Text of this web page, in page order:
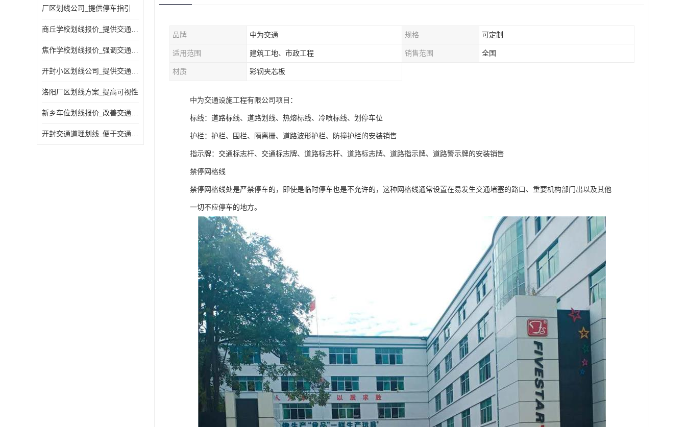
厂区划线公司_提供停车指引
商丘学校划线报价_提供交通信息
焦作学校划线报价_强调交通规则
开封小区划线公司_提供交通信息
洛阳厂区划线方案_提高可视性
新乡车位划线报价_改善交通效率
开封交通道理划线_便于交通管理
品牌 中为交通 规格 可定制
适用范围 建筑工地、市政工程 销售范围 全国
材质 彩钢夹芯板
中为交通设施工程有限公司项目：
标线：道路标线、道路划线、热熔标线、冷喷标线、划停车位
护栏：护栏、围栏、隔离栅、道路波形护栏、防撞护栏的安装销售
指示牌：交通标志杆、交通标志牌、道路标志杆、道路标志牌、道路指示牌、道路警示牌的安装销售
禁停网格线
禁停网格线处是严禁停车的，即使是临时停车也是不允许的，这种网格线通常设置在易发生交通堵塞的路口、重要机构部门出以及其他
一切不应停车的地方。